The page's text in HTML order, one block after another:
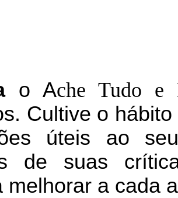
o Ache Tudo e
Cultive o
úteis ao
de suas
melhorar a cada